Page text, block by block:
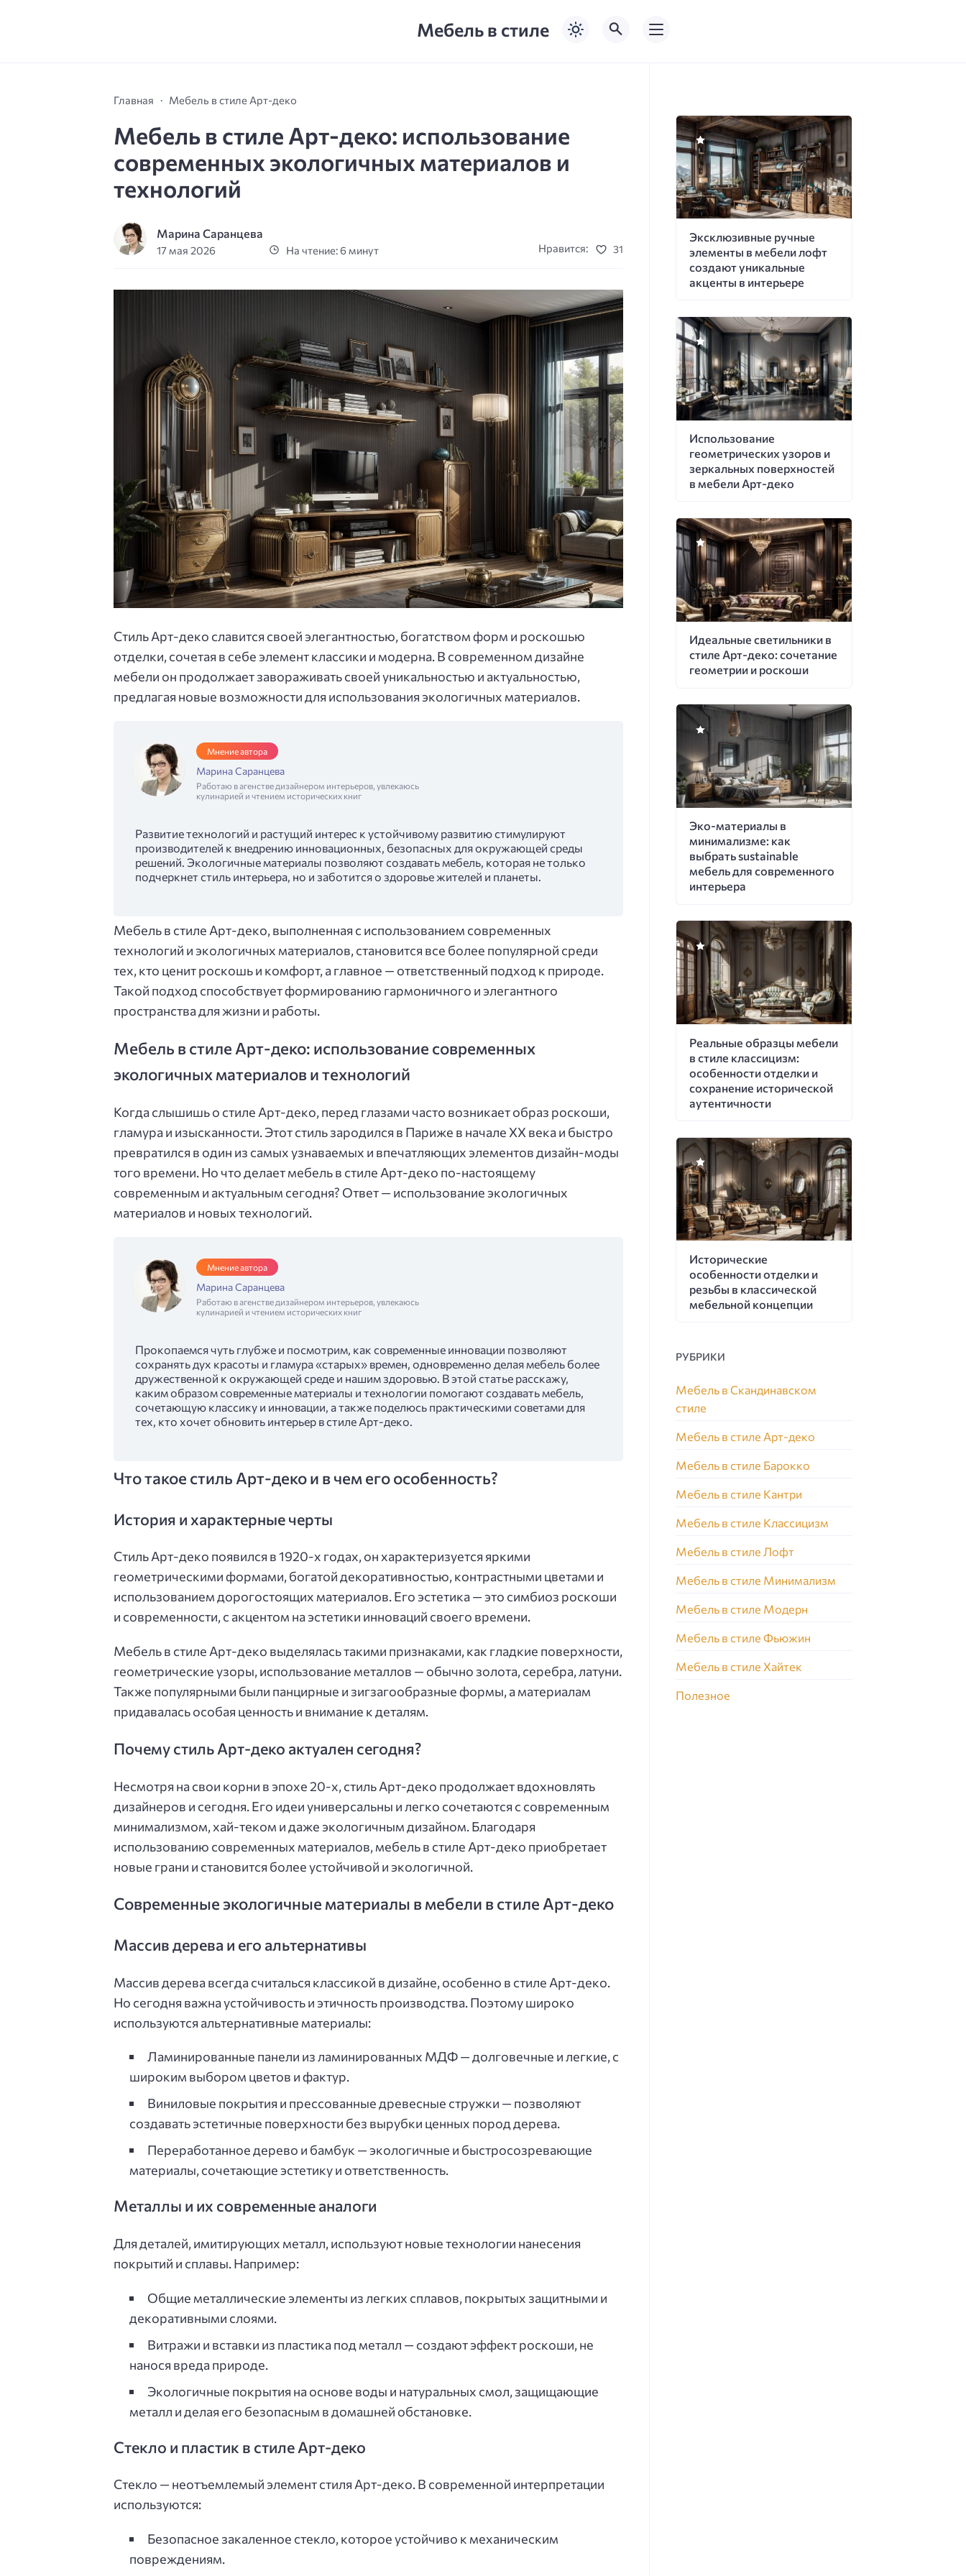
Мебель в стиле
Главная Мебель в стиле Арт-деко
Мебель в стиле Арт-деко: использование
современных экологичных материалов и
технологий
Марина Саранцева
17 мая 2026 На чтение: 6 минут Нравится: 31
Стиль Арт-деко славится своей элегантностью, богатством форм и роскошью
отделки, сочетая в себе элемент классики и модерна. В современном дизайне
мебели он продолжает завораживать своей уникальностью и актуальностью,
предлагая новые возможности для использования экологичных материалов.
Мнение автора
Марина Саранцева
Работаю в агенстве дизайнером интерьеров, увлекаюсь
кулинарией и чтением исторических книг
Развитие технологий и растущий интерес к устойчивому развитию стимулируют
производителей к внедрению инновационных, безопасных для окружающей среды
решений. Экологичные материалы позволяют создавать мебель, которая не только
подчеркнет стиль интерьера, но и заботится о здоровье жителей и планеты.
Мебель в стиле Арт-деко, выполненная с использованием современных
технологий и экологичных материалов, становится все более популярной среди
тех, кто ценит роскошь и комфорт, а главное — ответственный подход к природе.
Такой подход способствует формированию гармоничного и элегантного
пространства для жизни и работы.
Мебель в стиле Арт-деко: использование современных
экологичных материалов и технологий
Когда слышишь о стиле Арт-деко, перед глазами часто возникает образ роскоши,
гламура и изысканности. Этот стиль зародился в Париже в начале ХХ века и быстро
превратился в один из самых узнаваемых и впечатляющих элементов дизайн-моды
того времени. Но что делает мебель в стиле Арт-деко по-настоящему
современным и актуальным сегодня? Ответ — использование экологичных
материалов и новых технологий.
Мнение автора
Марина Саранцева
Работаю в агенстве дизайнером интерьеров, увлекаюсь
кулинарией и чтением исторических книг
Прокопаемся чуть глубже и посмотрим, как современные инновации позволяют
сохранять дух красоты и гламура «старых» времен, одновременно делая мебель более
дружественной к окружающей среде и нашим здоровью. В этой статье расскажу,
каким образом современные материалы и технологии помогают создавать мебель,
сочетающую классику и инновации, а также поделюсь практическими советами для
тех, кто хочет обновить интерьер в стиле Арт-деко.
Что такое стиль Арт-деко и в чем его особенность?
История и характерные черты
Стиль Арт-деко появился в 1920-х годах, он характеризуется яркими
геометрическими формами, богатой декоративностью, контрастными цветами и
использованием дорогостоящих материалов. Его эстетика — это симбиоз роскоши
и современности, с акцентом на эстетики инноваций своего времени.
Мебель в стиле Арт-деко выделялась такими признаками, как гладкие поверхности,
геометрические узоры, использование металлов — обычно золота, серебра, латуни.
Также популярными были панцирные и зигзагообразные формы, а материалам
придавалась особая ценность и внимание к деталям.
Почему стиль Арт-деко актуален сегодня?
Несмотря на свои корни в эпохе 20-х, стиль Арт-деко продолжает вдохновлять
дизайнеров и сегодня. Его идеи универсальны и легко сочетаются с современным
минимализмом, хай-теком и даже экологичным дизайном. Благодаря
использованию современных материалов, мебель в стиле Арт-деко приобретает
новые грани и становится более устойчивой и экологичной.
Современные экологичные материалы в мебели в стиле Арт-деко
Массив дерева и его альтернативы
Массив дерева всегда считалься классикой в дизайне, особенно в стиле Арт-деко.
Но сегодня важна устойчивость и этичность производства. Поэтому широко
используются альтернативные материалы:
Ламинированные панели из ламинированных МДФ — долговечные и легкие, с
широким выбором цветов и фактур.
Виниловые покрытия и прессованные древесные стружки — позволяют
создавать эстетичные поверхности без вырубки ценных пород дерева.
Переработанное дерево и бамбук — экологичные и быстросозревающие
материалы, сочетающие эстетику и ответственность.
Металлы и их современные аналоги
Для деталей, имитирующих металл, используют новые технологии нанесения
покрытий и сплавы. Например:
Общие металлические элементы из легких сплавов, покрытых защитными и
декоративными слоями.
Витражи и вставки из пластика под металл — создают эффект роскоши, не
нанося вреда природе.
Экологичные покрытия на основе воды и натуральных смол, защищающие
металл и делая его безопасным в домашней обстановке.
Стекло и пластик в стиле Арт-деко
Стекло — неотъемлемый элемент стиля Арт-деко. В современной интерпретации
используются:
Безопасное закаленное стекло, которое устойчиво к механическим
повреждениям.
Эксклюзивные ручные
элементы в мебели лофт
создают уникальные
акценты в интерьере
Использование
геометрических узоров и
зеркальных поверхностей
в мебели Арт-деко
Идеальные светильники в
стиле Арт-деко: сочетание
геометрии и роскоши
Эко-материалы в
минимализме: как
выбрать sustainable
мебель для современного
интерьера
Реальные образцы мебели
в стиле классицизм:
особенности отделки и
сохранение исторической
аутентичности
Исторические
особенности отделки и
резьбы в классической
мебельной концепции
РУБРИКИ
Мебель в Скандинавском
стиле
Мебель в стиле Арт-деко
Мебель в стиле Барокко
Мебель в стиле Кантри
Мебель в стиле Классицизм
Мебель в стиле Лофт
Мебель в стиле Минимализм
Мебель в стиле Модерн
Мебель в стиле Фьюжин
Мебель в стиле Хайтек
Полезное